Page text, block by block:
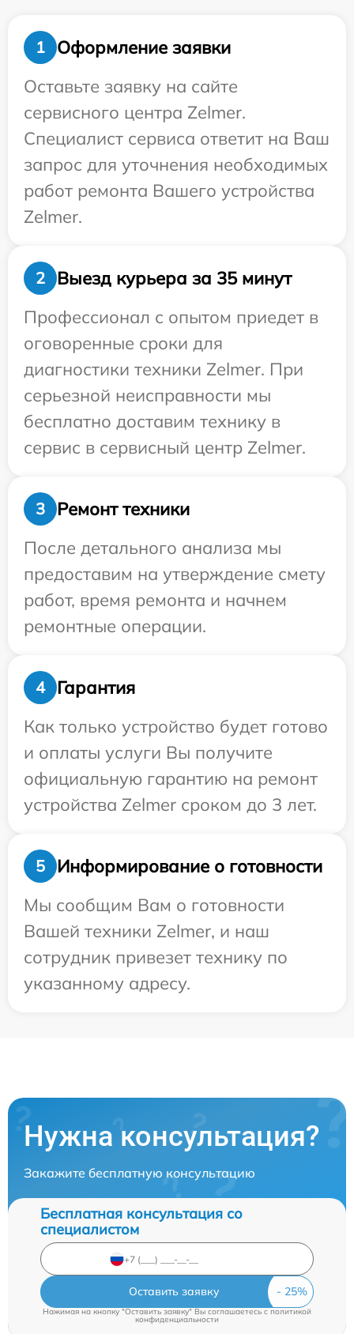
1
Оформление заявки
Оставьте заявку на сайте
сервисного центра Zelmer.
Специалист сервиса ответит на Ваш
запрос для уточнения необходимых
работ ремонта Вашего устройства
Zelmer.
2
Выезд курьера за 35 минут
Профессионал с опытом приедет в
оговоренные сроки для
диагностики техники Zelmer. При
серьезной неисправности мы
бесплатно доставим технику в
сервис в сервисный центр Zelmer.
3
Ремонт техники
После детального анализа мы
предоставим на утверждение смету
работ, время ремонта и начнем
ремонтные операции.
4
Гарантия
Как только устройство будет готово
и оплаты услуги Вы получите
официальную гарантию на ремонт
устройства Zelmer сроком до 3 лет.
5
Информирование о готовности
Мы сообщим Вам о готовности
Вашей техники Zelmer, и наш
сотрудник привезет технику по
указанному адресу.
Нужна консультация?
Закажите бесплатную консультацию
Бесплатная консультация со
специалистом
Оставить заявку
Нажимая на кнопку "Оставить заявку" Вы соглашаетесь c политикой
конфиденциальности